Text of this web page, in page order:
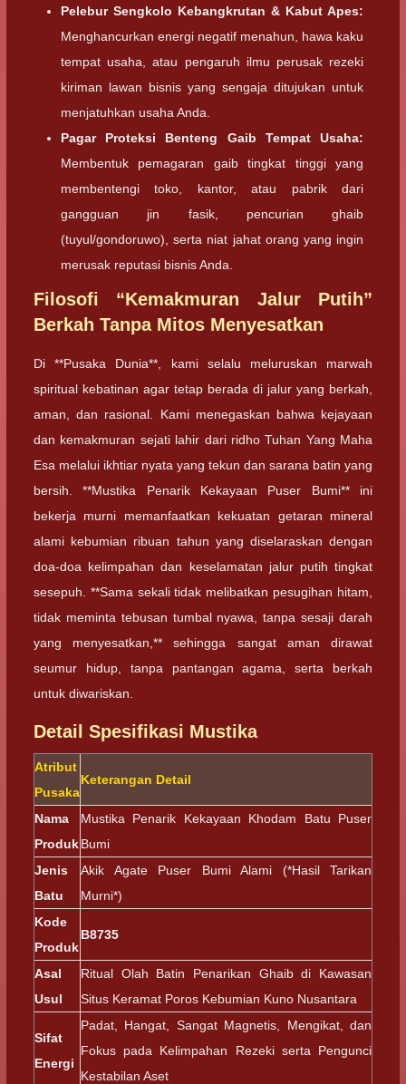
Pelebur Sengkolo Kebangkrutan & Kabut Apes:
Menghancurkan energi negatif menahun, hawa kaku
tempat usaha, atau pengaruh ilmu perusak rezeki
kiriman lawan bisnis yang sengaja ditujukan untuk
menjatuhkan usaha Anda.
Pagar Proteksi Benteng Gaib Tempat Usaha:
Membentuk pemagaran gaib tingkat tinggi yang
membentengi toko, kantor, atau pabrik dari
gangguan jin fasik, pencurian ghaib
(tuyul/gondoruwo), serta niat jahat orang yang ingin
merusak reputasi bisnis Anda.
Filosofi “Kemakmuran Jalur Putih”
Berkah Tanpa Mitos Menyesatkan
Di **Pusaka Dunia**, kami selalu meluruskan marwah
spiritual kebatinan agar tetap berada di jalur yang berkah,
aman, dan rasional. Kami menegaskan bahwa kejayaan
dan kemakmuran sejati lahir dari ridho Tuhan Yang Maha
Esa melalui ikhtiar nyata yang tekun dan sarana batin yang
bersih. **Mustika Penarik Kekayaan Puser Bumi** ini
bekerja murni memanfaatkan kekuatan getaran mineral
alami kebumian ribuan tahun yang diselaraskan dengan
doa-doa kelimpahan dan keselamatan jalur putih tingkat
sesepuh. **Sama sekali tidak melibatkan pesugihan hitam,
tidak meminta tebusan tumbal nyawa, tanpa sesaji darah
yang menyesatkan,** sehingga sangat aman dirawat
seumur hidup, tanpa pantangan agama, serta berkah
untuk diwariskan.
Detail Spesifikasi Mustika
Atribut
Pusaka
Keterangan Detail
Nama
Produk
Mustika Penarik Kekayaan Khodam Batu Puser
Bumi
Jenis
Batu
Akik Agate Puser Bumi Alami (*Hasil Tarikan
Murni*)
Kode
Produk
B8735
Asal
Usul
Ritual Olah Batin Penarikan Ghaib di Kawasan
Situs Keramat Poros Kebumian Kuno Nusantara
Sifat
Energi
Padat, Hangat, Sangat Magnetis, Mengikat, dan
Fokus pada Kelimpahan Rezeki serta Pengunci
Kestabilan Aset